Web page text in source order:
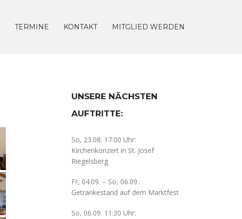
TERMINE KONTAKT MITGLIED WERDEN
UNSERE NÄCHSTEN
AUFTRITTE:
So, 23.08. 17:00 Uhr:
Kirchenkonzert in St. Josef
Riegelsberg
Fr, 04.09. – So, 06.09.:
Getränkestand auf dem Marktfest
So, 06.09. 11:30 Uhr: